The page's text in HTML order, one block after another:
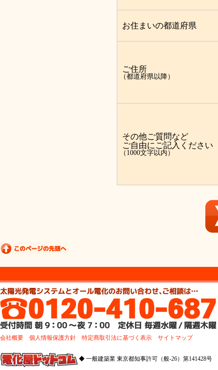
お住まいの都道府県
ご住所
（都道府県以降）
その他ご質問など
ご自由にご記入ください
（1000文字以内）
会社概要 個人情報保護方針 特定商取引法に基づく表示 サイトマップ
◆ 一般建築業 東京都知事許可（般-26）第141428